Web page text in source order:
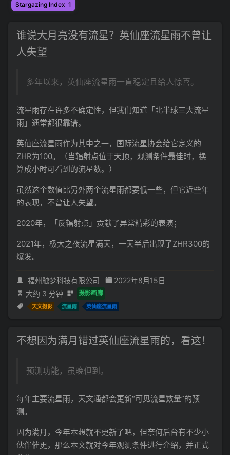
Stargazing Index 1
谁说大月亮没有流星？英仙座流星雨不曾让
人失望
多年以来，英仙座流星雨一直稳定且给人惊喜。
流星雨存在许多不确定性，但我们知道「北半球三大流星
雨」通常都很靠谱。
英仙座流星雨作为其中之一，国际流星协会给它定义的
ZHR为100。（当辐射点位于天顶，观测条件最佳时，换
算成小时可看到的流星数。）
虽然这个数值比另外两个流星雨都要低一些，但它近些年
的表现，不曾让人失望。
2020年，「反辐射点」贡献了异常精彩的表演；
2021年，极大之夜流星满天，一天半后出现了ZHR300的
爆发。
福州触梦科技有限公司
2022年8月15日
大约 3 分钟
摄影画廊
天文摄影 流星雨 英仙座流星雨
不想因为满月错过英仙座流星雨的，看这！
预测功能，虽晚但到。
每年主要流星雨，天文通都会更新“可见流星数量”的预
测。
因为满月，今年本想就不更新了吧，但奈何后台有不少小
伙伴催更，那么本文就对今年观测条件进行介绍，并正式